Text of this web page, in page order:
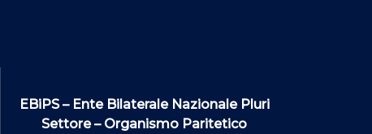
EBiPS – Ente Bilaterale Nazionale Pluri
Settore – Organismo Paritetico